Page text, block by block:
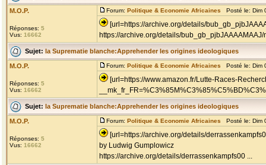
M.O.P.
Réponses: 5
Vus: 16662
Forum: Politique & Economie Africaines Posté le: Dim
[url=https://archive.org/details/
https://archive.org/details/bub_gb_pjbJAAAAMAAJ/
Sujet: la Suprematie blanche:Apprehender les origines ideologiques
M.O.P.
Réponses: 5
Vus: 16662
Forum: Politique & Economie Africaines Posté le: Dim
[url=https://www.amazon.fr/Lutte-Races-
Sujet: la Suprematie blanche:Apprehender les origines ideologiques
M.O.P.
Réponses: 5
Vus: 16662
Forum: Politique & Economie Africaines Posté le: Dim
[url=https://archive.org/details/
by Ludwig Gumplowicz
https://archive.org/details/derrassenkampfs00 ...